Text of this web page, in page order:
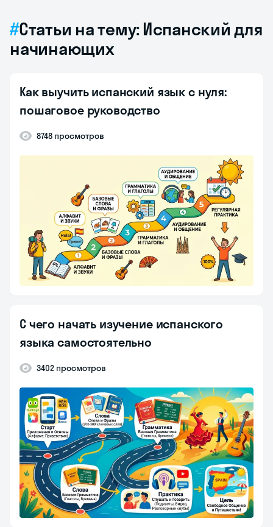
Статьи на тему: Испанский для
начинающих
Как выучить испанский язык с нуля:
пошаговое руководство
8748 просмотров
С чего начать изучение испанского
языка самостоятельно
3402 просмотров